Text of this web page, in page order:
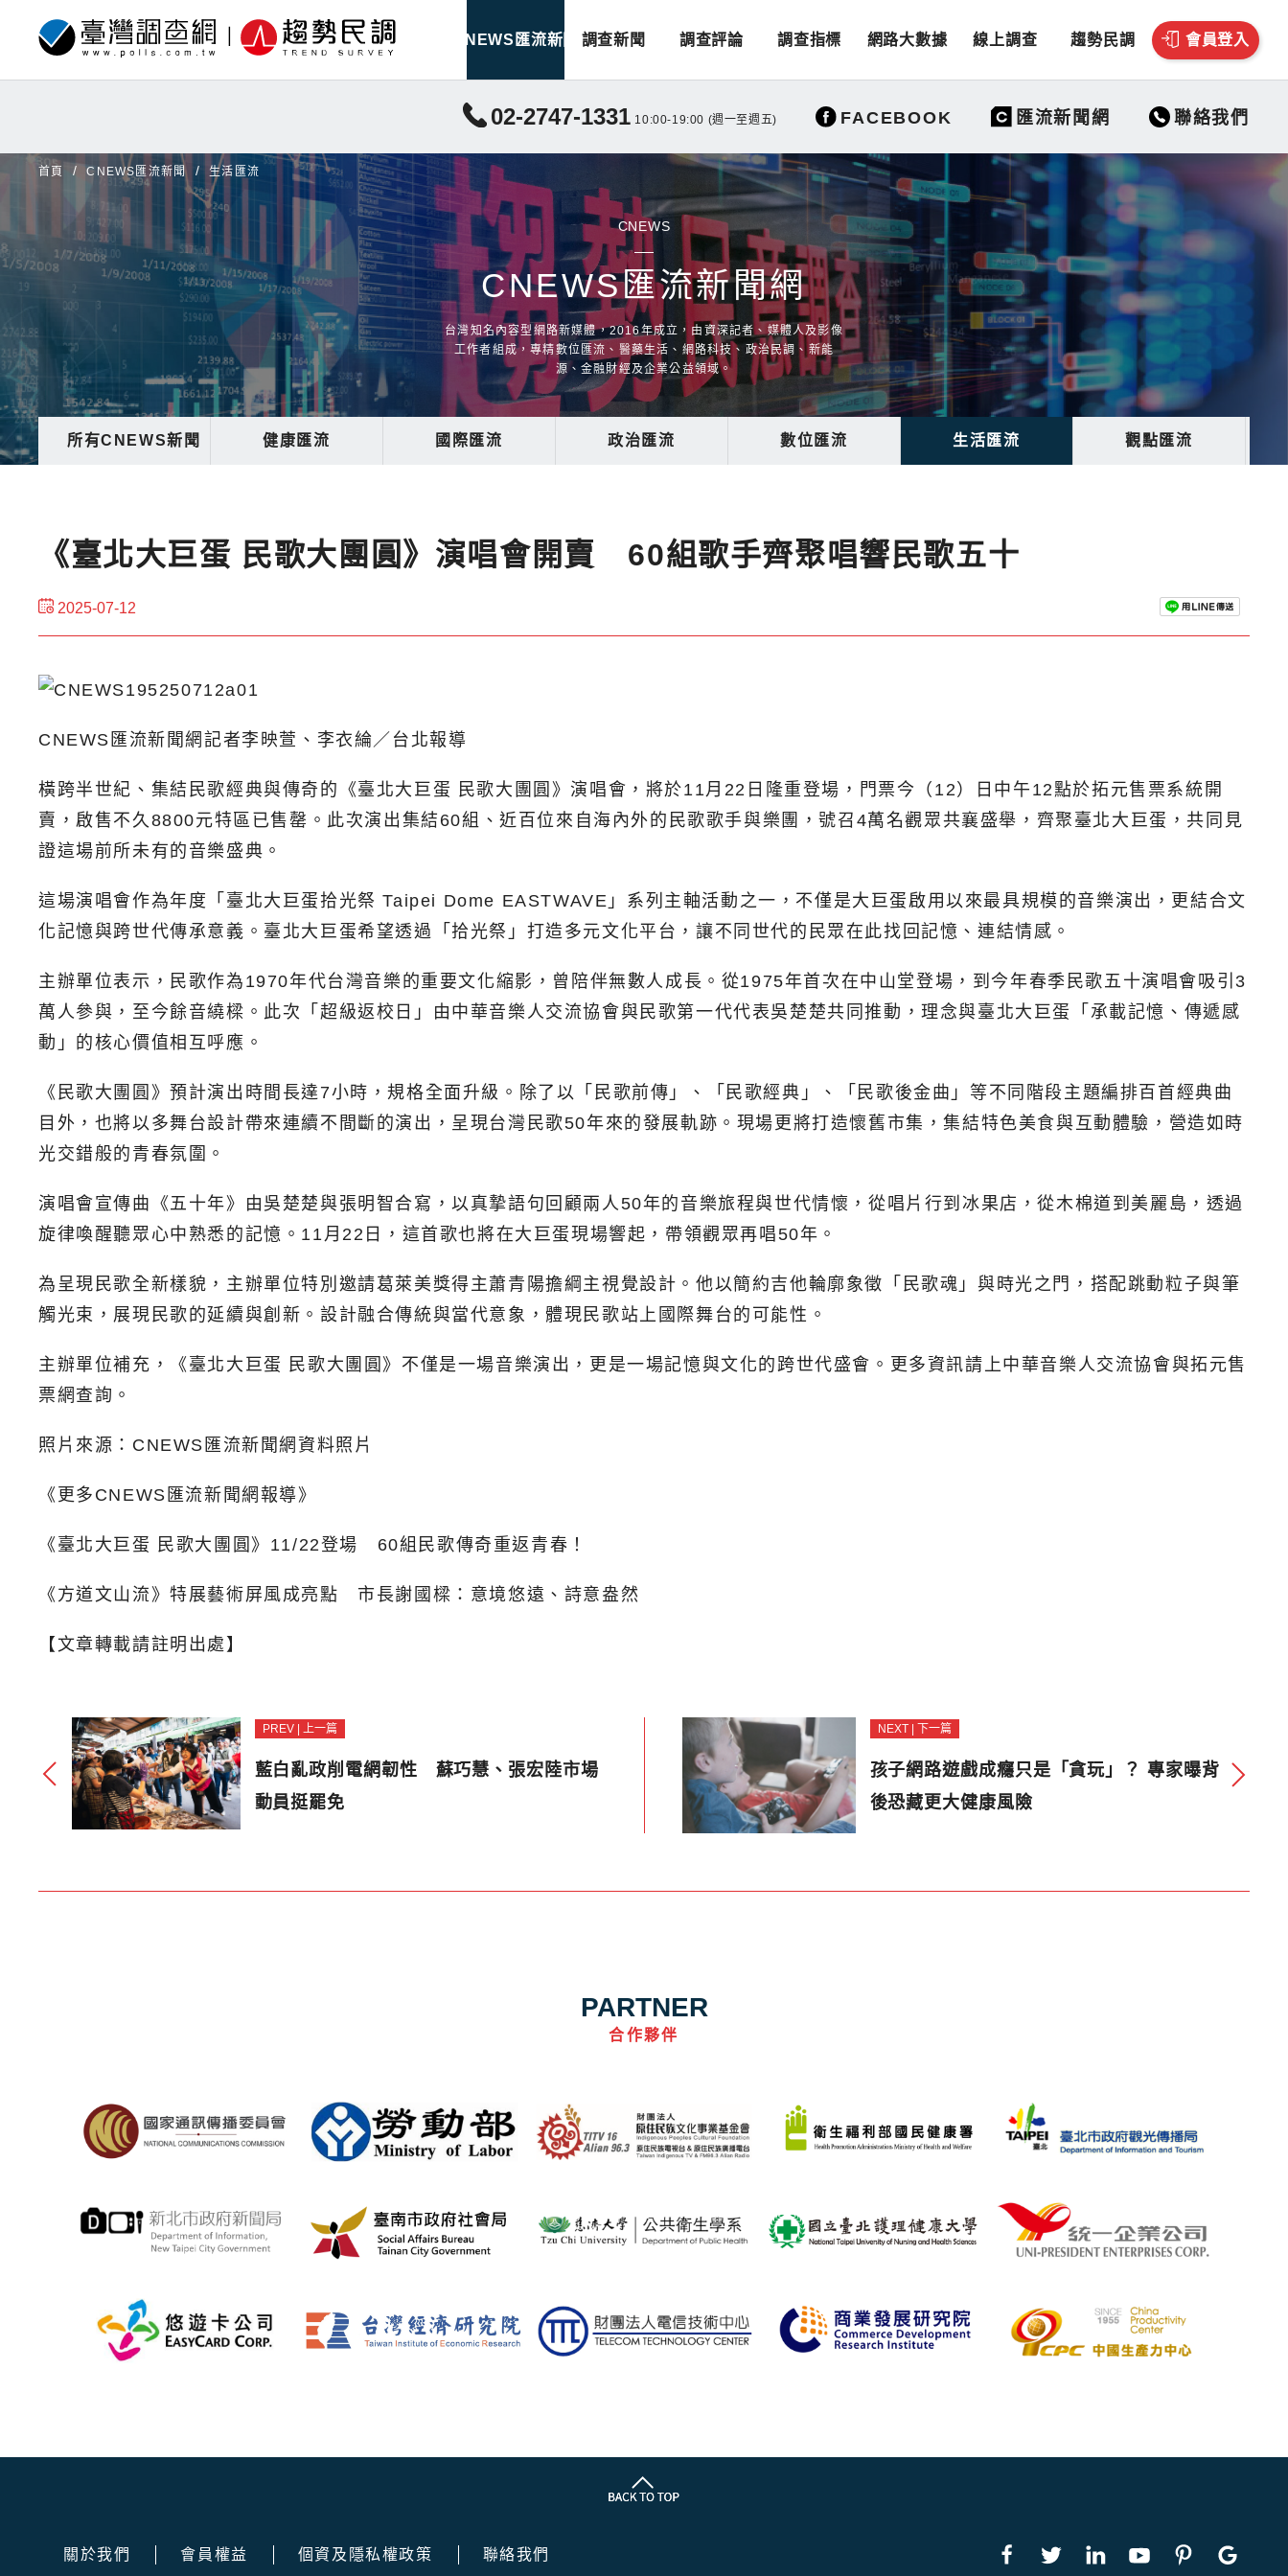
CNEWS匯流新聞 調查新聞 調查評論 調查指標 網路大數據 線上調查 趨勢民調 會員登入
02-2747-1331 10:00-19:00 (週一至週五) FACEBOOK 匯流新聞網 聯絡我們
首頁 CNEWS匯流新聞 生活匯流
CNEWS
CNEWS匯流新聞網
台灣知名內容型網路新媒體，2016年成立，由資深記者、媒體人及影像
工作者組成，專精數位匯流、醫藥生活、網路科技、政治民調、新能
源、金融財經及企業公益領域。
所有CNEWS新聞 健康匯流 國際匯流 政治匯流 數位匯流 生活匯流 觀點匯流
《臺北大巨蛋 民歌大團圓》演唱會開賣 60組歌手齊聚唱響民歌五十
2025-07-12
CNEWS匯流新聞網記者李映萱、李衣綸／台北報導
橫跨半世紀、集結民歌經典與傳奇的《臺北大巨蛋 民歌大團圓》演唱會，將於11月22日隆重登場，門票今（12）日中午12點於拓元售票系統開
賣，啟售不久8800元特區已售罄。此次演出集結60組、近百位來自海內外的民歌歌手與樂團，號召4萬名觀眾共襄盛舉，齊聚臺北大巨蛋，共同見
證這場前所未有的音樂盛典。
這場演唱會作為年度「臺北大巨蛋拾光祭 Taipei Dome EASTWAVE」系列主軸活動之一，不僅是大巨蛋啟用以來最具規模的音樂演出，更結合文
化記憶與跨世代傳承意義。臺北大巨蛋希望透過「拾光祭」打造多元文化平台，讓不同世代的民眾在此找回記憶、連結情感。
主辦單位表示，民歌作為1970年代台灣音樂的重要文化縮影，曾陪伴無數人成長。從1975年首次在中山堂登場，到今年春季民歌五十演唱會吸引3
萬人參與，至今餘音繞樑。此次「超級返校日」由中華音樂人交流協會與民歌第一代代表吳楚楚共同推動，理念與臺北大巨蛋「承載記憶、傳遞感
動」的核心價值相互呼應。
《民歌大團圓》預計演出時間長達7小時，規格全面升級。除了以「民歌前傳」、「民歌經典」、「民歌後金曲」等不同階段主題編排百首經典曲
目外，也將以多舞台設計帶來連續不間斷的演出，呈現台灣民歌50年來的發展軌跡。現場更將打造懷舊市集，集結特色美食與互動體驗，營造如時
光交錯般的青春氛圍。
演唱會宣傳曲《五十年》由吳楚楚與張明智合寫，以真摯語句回顧兩人50年的音樂旅程與世代情懷，從唱片行到冰果店，從木棉道到美麗島，透過
旋律喚醒聽眾心中熟悉的記憶。11月22日，這首歌也將在大巨蛋現場響起，帶領觀眾再唱50年。
為呈現民歌全新樣貌，主辦單位特別邀請葛萊美獎得主蕭青陽擔綱主視覺設計。他以簡約吉他輪廓象徵「民歌魂」與時光之門，搭配跳動粒子與筆
觸光束，展現民歌的延續與創新。設計融合傳統與當代意象，體現民歌站上國際舞台的可能性。
主辦單位補充，《臺北大巨蛋 民歌大團圓》不僅是一場音樂演出，更是一場記憶與文化的跨世代盛會。更多資訊請上中華音樂人交流協會與拓元售
票網查詢。
照片來源：CNEWS匯流新聞網資料照片
《更多CNEWS匯流新聞網報導》
《臺北大巨蛋 民歌大團圓》11/22登場 60組民歌傳奇重返青春！
《方道文山流》特展藝術屏風成亮點 市長謝國樑：意境悠遠、詩意盎然
【文章轉載請註明出處】
PREV | 上一篇
藍白亂政削電網韌性 蘇巧慧、張宏陸市場
動員挺罷免
NEXT | 下一篇
孩子網路遊戲成癮只是「貪玩」？ 專家曝背
後恐藏更大健康風險
PARTNER
合作夥伴
關於我們 會員權益 個資及隱私權政策 聯絡我們